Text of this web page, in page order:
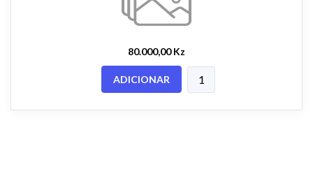
80.000,00 Kz
ADICIONAR